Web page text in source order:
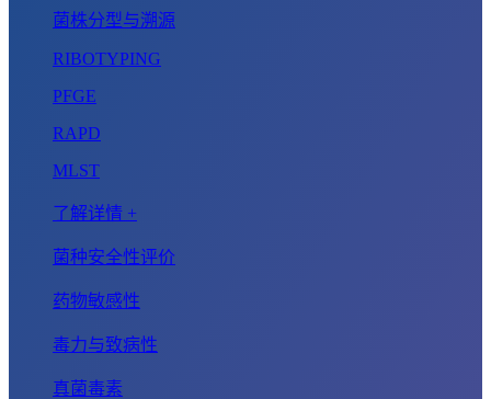
菌株分型与溯源
RIBOTYPING
PFGE
RAPD
MLST
了解详情 +
菌种安全性评价
药物敏感性
毒力与致病性
真菌毒素